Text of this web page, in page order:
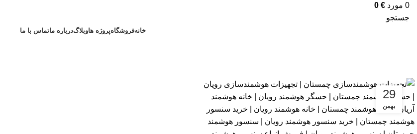
0 مورد 0 €
جستجو
خانهفروشگاهپروژه هاوبلاگدرباره ماتماس با ما
29
بهمن